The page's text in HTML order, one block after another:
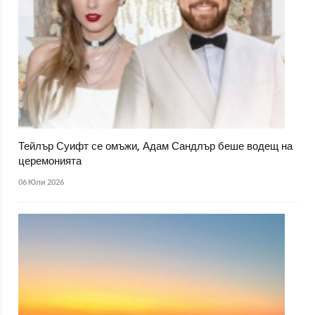
Тейлър Суифт се омъжи, Адам Сандлър беше водещ на
церемонията
06 Юли 2026